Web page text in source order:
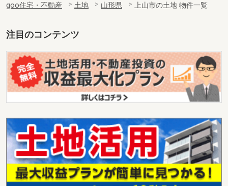
goo住宅・不動産 土地 山形県 上山市の土地 物件一覧
注目のコンテンツ